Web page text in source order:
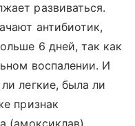
развиваться.
антибиотик,
6 дней, так как
воспалении. И
легкие, была ли
признак
(амоксиклав)